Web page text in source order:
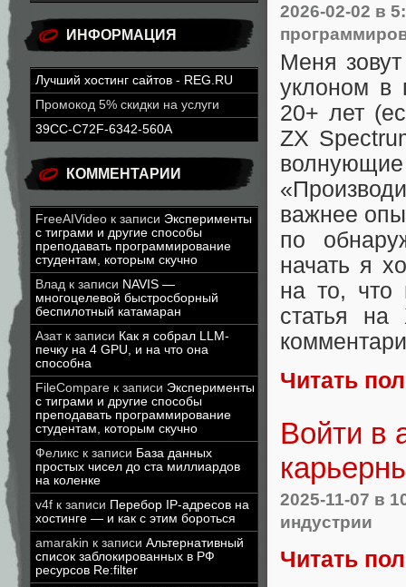
ИНФОРМАЦИЯ
Лучший хостинг сайтов - REG.RU
Промокод 5% скидки на услуги
39CC-C72F-6342-560A
КОММЕНТАРИИ
FreeAIVideo к записи Эксперименты
с тиграми и другие способы
преподавать программирование
студентам, которым скучно
Влад к записи NAVIS —
многоцелевой быстросборный
беспилотный катамаран
Азатк записи Как я собрал LLM-
печку на 4 GPU, и на что она
способна
FileCompare к записи Эксперименты
с тиграми и другие способы
преподавать программирование
студентам, которым скучно
Феликс к записи База данных
простых чисел до ста миллиардов
на коленке
v4f к записи Перебор IP-адресов на
хостинге — и как с этим бороться
amarakin к записи Альтернативный
список заблокированных в РФ
ресурсов Re:filter
2026-02-02 в
Меня
уклоном в
20+ лет
ZX
важнее
по
начать я
на то, что
статья
Читать
Войти в
2025-11-07 в
индустрии
Читать